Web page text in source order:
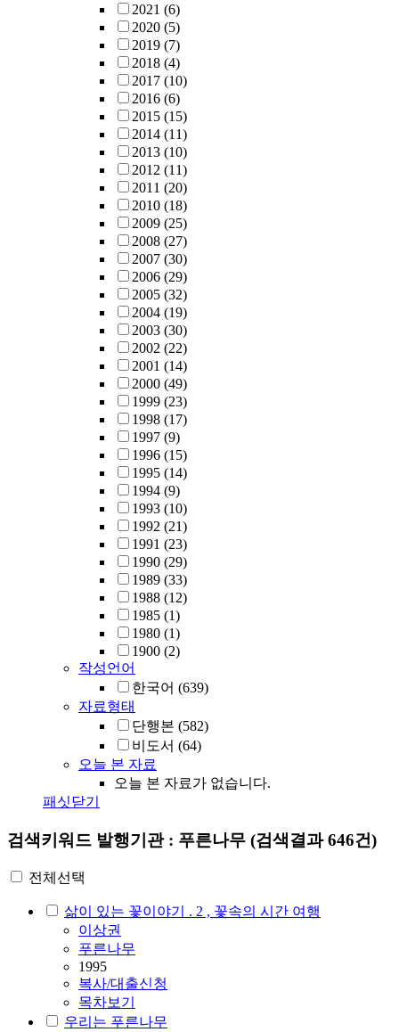
2021 (6)
2020 (5)
2019 (7)
2018 (4)
2017 (10)
2016 (6)
2015 (15)
2014 (11)
2013 (10)
2012 (11)
2011 (20)
2010 (18)
2009 (25)
2008 (27)
2007 (30)
2006 (29)
2005 (32)
2004 (19)
2003 (30)
2002 (22)
2001 (14)
2000 (49)
1999 (23)
1998 (17)
1997 (9)
1996 (15)
1995 (14)
1994 (9)
1993 (10)
1992 (21)
1991 (23)
1990 (29)
1989 (33)
1988 (12)
1985 (1)
1980 (1)
1900 (2)
작성언어
한국어 (639)
자료형태
단행본 (582)
비도서 (64)
오늘 본 자료
오늘 본 자료가 없습니다.
패싯닫기
검색키워드 발행기관 : 푸른나무 (검색결과 646건)
전체선택
삶이 있는 꽃이야기 . 2 , 꽃속의 시간 여행
이상권
푸른나무
1995
복사/대출신청
목차보기
우리는 푸른나무